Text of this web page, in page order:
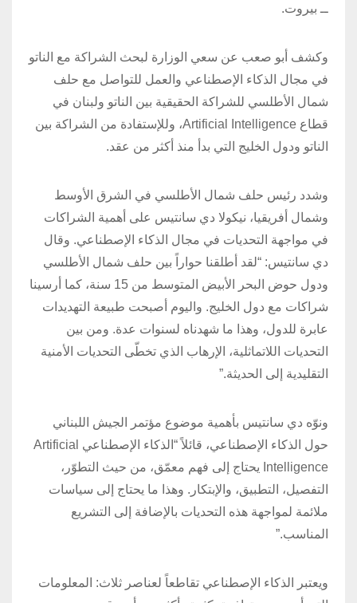
ــ بيروت.
وكشف أبو صعب عن سعي الوزارة لبحث الشراكة مع الناتو
في مجال الذكاء الإصطناعي والعمل للتواصل مع حلف
شمال الأطلسي للشراكة الحقيقية بين الناتو ولبنان في
قطاع Artificial Intelligence، وللإستفادة من الشراكة بين
الناتو ودول الخليج التي بدأ منذ أكثر من عقد.
وشدد رئيس حلف شمال الأطلسي في الشرق الأوسط
وشمال أفريقيا، نيكولا دي سانتيس على أهمية الشراكات
في مواجهة التحديات في مجال الذكاء الإصطناعي. وقال
دي سانتيس: “لقد أطلقنا حواراً بين حلف شمال الأطلسي
ودول حوض البحر الأبيض المتوسط من 15 سنة، كما أرسينا
شراكات مع دول الخليج. واليوم أصبحت طبيعة التهديدات
عابرة للدول، وهذا ما شهدناه لسنوات عدة. ومن بين
التحديات اللاتماثلية، الإرهاب الذي تخطّى التحديات الأمنية
التقليدية إلى الحديثة.”
ونوّه دي سانتيس بأهمية موضوع مؤتمر الجيش اللبناني
حول الذكاء الإصطناعي، قائلاً “الذكاء الإصطناعي Artificial
Intelligence يحتاج إلى فهم معمّق، من حيث التطوّر،
التفصيل، التطبيق، والإبتكار. وهذا ما يحتاج إلى سياسات
ملائمة لمواجهة هذه التحديات بالإضافة إلى التشريع
المناسب.”
ويعتبر الذكاء الإصطناعي تقاطعاً لعناصر ثلاث: المعلومات